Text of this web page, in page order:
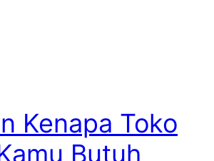
Kenapa Toko
Butuh